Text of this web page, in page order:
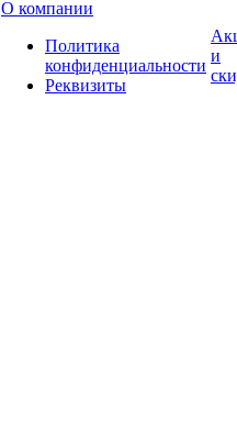
О компании
Политика
конфиденциальности
Реквизиты
и